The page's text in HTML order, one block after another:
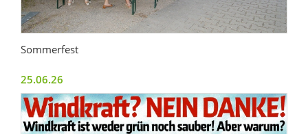
Sommerfest
25.06.26